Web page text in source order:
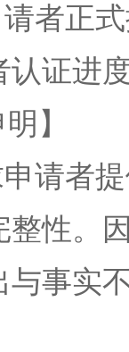
者正
证进
】
请者
性。
事实